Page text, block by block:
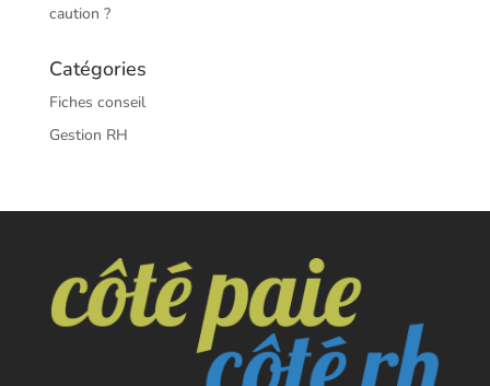
caution ?
Catégories
Fiches conseil
Gestion RH